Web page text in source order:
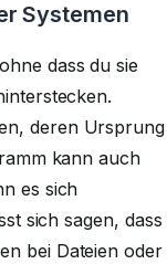
Systemen
dass du sie
deren Ursprung
kann auch
es sich
sich sagen, dass
bei Dateien oder